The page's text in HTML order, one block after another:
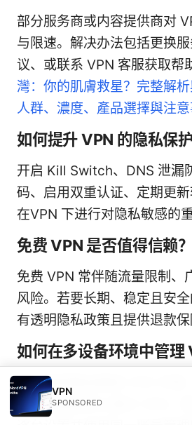
部分服务商或内容提供商对
与限速。解决办法包括更换
议、或联系 VPN 客服获取帮
灣：你的肌膚救星？完整解
人群、濃度、產品選擇與注
如何提升 VPN 的隐私保护
开启 Kill Switch、DNS 泄漏
码、启用双重认证、定期更
在VPN 下进行对隐私敏感的重
免费 VPN 是否值得信赖？
免费 VPN 常伴随流量限制、
风险。若要长期、稳定且安
有透明隐私政策且提供退款保
如何在多设备环境中管理
建议使用路由器级 VPN 方
所有设备都默认通过 VPN；
VPN
SPONSORED